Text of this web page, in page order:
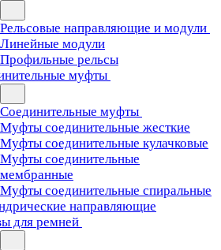
Рельсовые направляющие и модули
Линейные модули
Профильные рельсы
муфты
Соединительные муфты
Муфты соединительные жесткие
Муфты соединительные кулачковые
Муфты соединительные
мембранные
Муфты соединительные спиральные
направляющие
для ремней